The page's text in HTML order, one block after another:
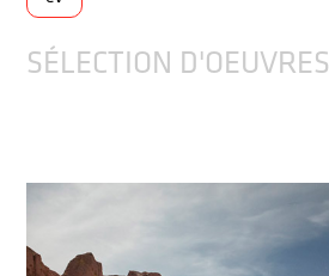
SÉLECTION D'OEUVRES